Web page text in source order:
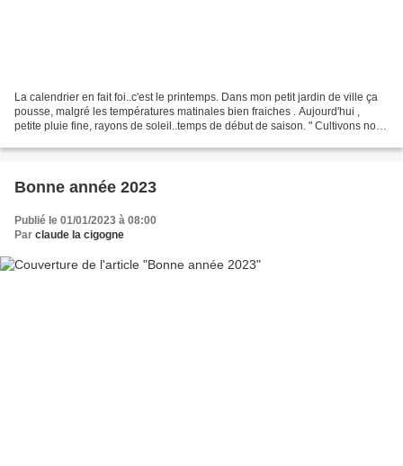
La calendrier en fait foi..c'est le printemps. Dans mon petit jardin de ville ça
pousse, malgré les températures matinales bien fraiches . Aujourd'hui ,
petite pluie fine, rayons de soleil..temps de début de saison. " Cultivons notre
Bonne année 2023
Publié le 01/01/2023 à 08:00
Par claude la cigogne